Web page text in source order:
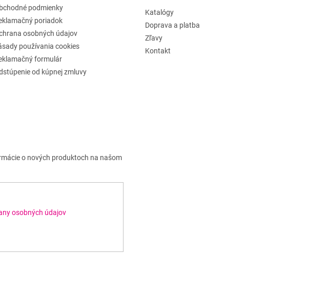
podmienky
poriadok
osobných údajov
používania cookies
formulár
od kúpnej zmluvy
Katalógy
Doprava a platba
Zľavy
Kontakt
o nových produktoch na našom
osobných údajov